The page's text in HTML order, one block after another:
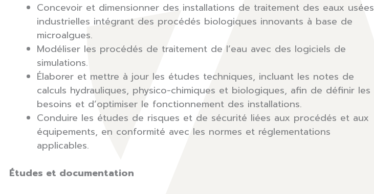
Concevoir et dimensionner des installations de traitement des eaux usées
industrielles intégrant des procédés biologiques innovants à base de
microalgues.
Modéliser les procédés de traitement de l’eau avec des logiciels de
simulations.
Élaborer et mettre à jour les études techniques, incluant les notes de
calculs hydrauliques, physico-chimiques et biologiques, afin de définir les
besoins et d’optimiser le fonctionnement des installations.
Conduire les études de risques et de sécurité liées aux procédés et aux
équipements, en conformité avec les normes et réglementations
applicables.
Études et documentation